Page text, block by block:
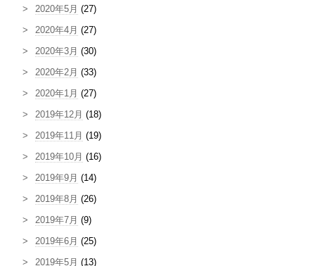
2020年5月 (27)
2020年4月 (27)
2020年3月 (30)
2020年2月 (33)
2020年1月 (27)
2019年12月 (18)
2019年11月 (19)
2019年10月 (16)
2019年9月 (14)
2019年8月 (26)
2019年7月 (9)
2019年6月 (25)
2019年5月 (13)